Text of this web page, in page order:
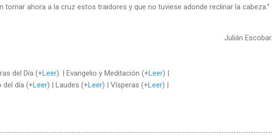
tornar ahora a la cruz estos traidores y que no tuviese adonde reclinar la cabeza.”
Julián Escobar.
del Día (+Leer). | Evangelio y Meditación (+Leer) |
del día (+Leer) | Laudes (+Leer) | Vísperas (+Leer) |